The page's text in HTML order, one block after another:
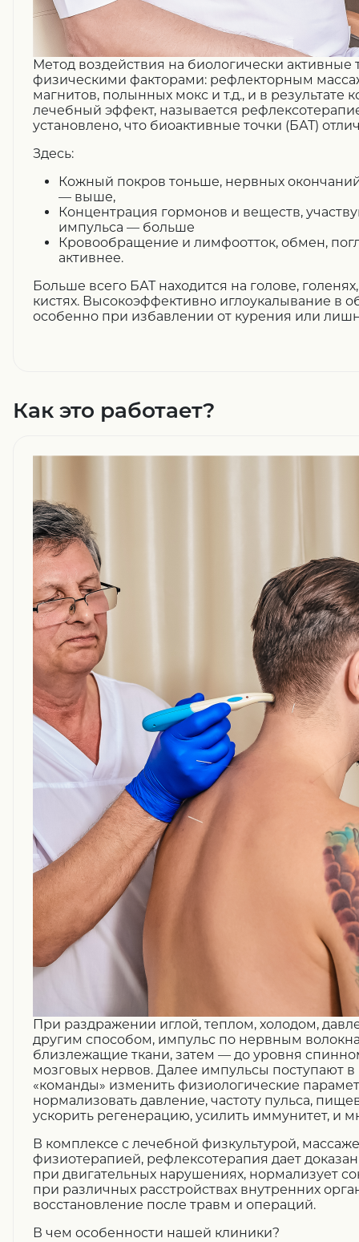
Метод воздействия на биологически активные
физическими факторами: рефлекторным
магнитов, полынных мокс и т.д., и в результате
лечебный эффект, называется
установлено, что биоактивные точки (БАТ)
Здесь:
Кожный покров тоньше, нервных
— выше,
Концентрация гормонов и веществ,
импульса — больше
Кровообращение и лимфоотток, обмен,
активнее.
Больше всего БАТ находится на голове,
кистях. Высокоэффективно иглоукалывание в
особенно при избавлении от курения или
Как это работает?
При раздражении иглой, теплом, холодом,
другим способом, импульс по нервным
близлежащие ткани, затем — до уровня
мозговых нервов. Далее импульсы поступают в
«команды» изменить физиологические
нормализовать давление, частоту пульса,
ускорить регенерацию, усилить иммунитет, и
В комплексе с лечебной физкультурой,
физиотерапией, рефлексотерапия дает
при двигательных нарушениях, нормализует
при различных расстройствах внутренних
восстановление после травм и операций.
В чем особенности нашей клиники?